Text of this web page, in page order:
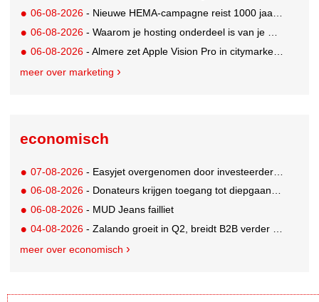
06-08-2026 - Nieuwe HEMA-campagne reist 1000 jaar terug in de tijd naar 'Hemastein'
06-08-2026 - Waarom je hosting onderdeel is van je merkstrategie
06-08-2026 - Almere zet Apple Vision Pro in citymarketing
meer over marketing
economisch
07-08-2026 - Easyjet overgenomen door investeerder Apollo
06-08-2026 - Donateurs krijgen toegang tot diepgaandere informatie over goede doelen
06-08-2026 - MUD Jeans failliet
04-08-2026 - Zalando groeit in Q2, breidt B2B verder uit en innoveert met AI
meer over economisch